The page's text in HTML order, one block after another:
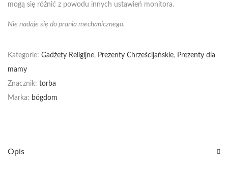
mogą się różnić z powodu innych ustawień monitora.
Nie nadaje się do prania mechanicznego.
Kategorie: Gadżety Religijne, Prezenty Chrześcijańskie, Prezenty dla
mamy
Znacznik: torba
Marka: bógdom
Opis